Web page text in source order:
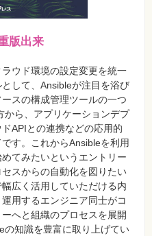
版出来
ウド環境の設定変更を統一
して、Ansibleが注目を浴び
スの構成管理ツールの一つ
から、アプリケーションデプ
APIとの連携などの応用的
す。これからAnsibleを利用
てみたいというエントリー
スからの自動化を図りたい
広く活用していただける内
用するエンジニア同士がコ
へと組織のプロセスを展開
の知識を豊富に取り上げてい